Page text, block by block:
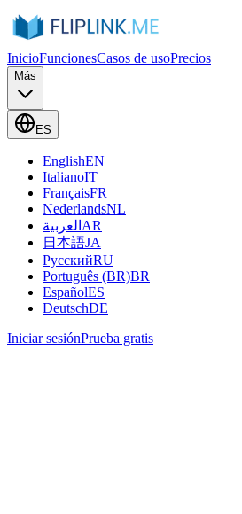
InicioFuncionesCasos de usoPrecios
Más
ES
EnglishEN
ItalianoIT
FrançaisFR
NederlandsNL
العربية AR
日本語JA
РусскийRU
Português (BR)BR
EspañolES
DeutschDE
Iniciar sesiónPrueba gratis